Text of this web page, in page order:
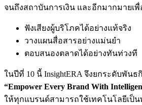
จนถึงสถาบันการเงิน และอีกมากมายเ
ฟังเสียงผู้บริโภคได้อย่างแท้จริง
วางแผนสื่อสารอย่างแม่นยำ
ตอบสนองตลาดได้อย่างทันท่วงที
ในปีที่ 10 นี้ InsightERA จึงยกระดับพัน
“Empower Every Brand With
ให้ทุกแบรนด์สามารถใช้เทคโนโลยีเป็